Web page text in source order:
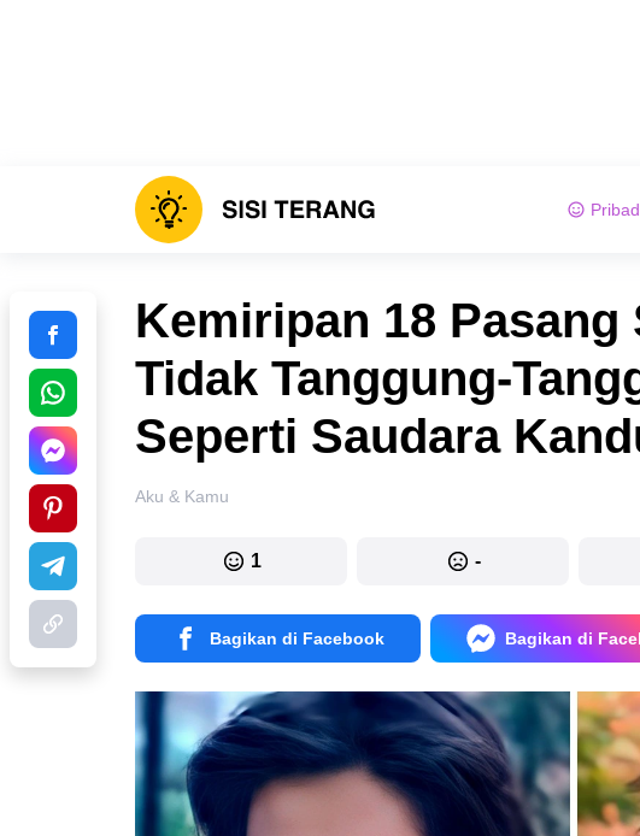
Kemiripan 18 Pasang
Tidak Tanggung-
Seperti Saudara
Aku & Kamu
1 -
Bagikan di Facebook Bagikan di